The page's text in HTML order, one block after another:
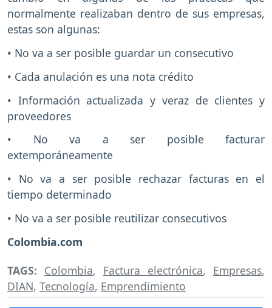
normalmente realizaban dentro de sus empresas,
estas son algunas:
• No va a ser posible guardar un consecutivo
• Cada anulación es una nota crédito
• Información actualizada y veraz de clientes y
proveedores
• No va a ser posible facturar
extemporáneamente
• No va a ser posible rechazar facturas en el
tiempo determinado
• No va a ser posible reutilizar consecutivos
Colombia.com
TAGS: Colombia, Factura electrónica, Empresas,
DIAN, Tecnología, Emprendimiento